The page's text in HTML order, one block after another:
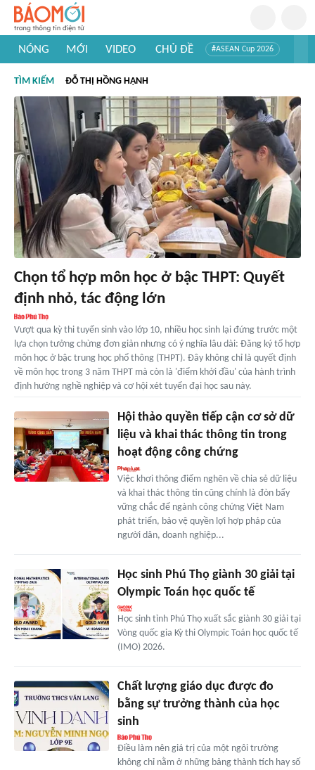
NÓNG MỚI VIDEO CHỦ ĐỀ #ASEAN Cup 2026
#Khám phá thế giới
TÌM KIẾM ĐỖ THỊ HỒNG HẠNH
Chọn tổ hợp môn học ở bậc THPT: Quyết
định nhỏ, tác động lớn
Vượt qua kỳ thi tuyển sinh vào lớp 10, nhiều học sinh lại đứng trước một
lựa chọn tưởng chừng đơn giản nhưng có ý nghĩa lâu dài: Đăng ký tổ hợp
môn học ở bậc trung học phổ thông (THPT). Đây không chỉ là quyết định
về môn học trong 3 năm THPT mà còn là 'điểm khởi đầu' của hành trình
định hướng nghề nghiệp và cơ hội xét tuyển đại học sau này.
Hội thảo quyền tiếp cận cơ sở dữ
liệu và khai thác thông tin trong
hoạt động công chứng
Việc khơi thông điểm nghẽn về chia sẻ dữ liệu
và khai thác thông tin cũng chính là đòn bẩy
vững chắc để ngành công chứng Việt Nam
phát triển, bảo vệ quyền lợi hợp pháp của
người dân, doanh nghiệp...
Học sinh Phú Thọ giành 30 giải tại
Olympic Toán học quốc tế
Học sinh tỉnh Phú Thọ xuất sắc giành 30 giải tại
Vòng quốc gia Kỳ thi Olympic Toán học quốc tế
(IMO) 2026.
Chất lượng giáo dục được đo
bằng sự trưởng thành của học
sinh
Điều làm nên giá trị của một ngôi trường
không chỉ nằm ở những bảng thành tích hay số